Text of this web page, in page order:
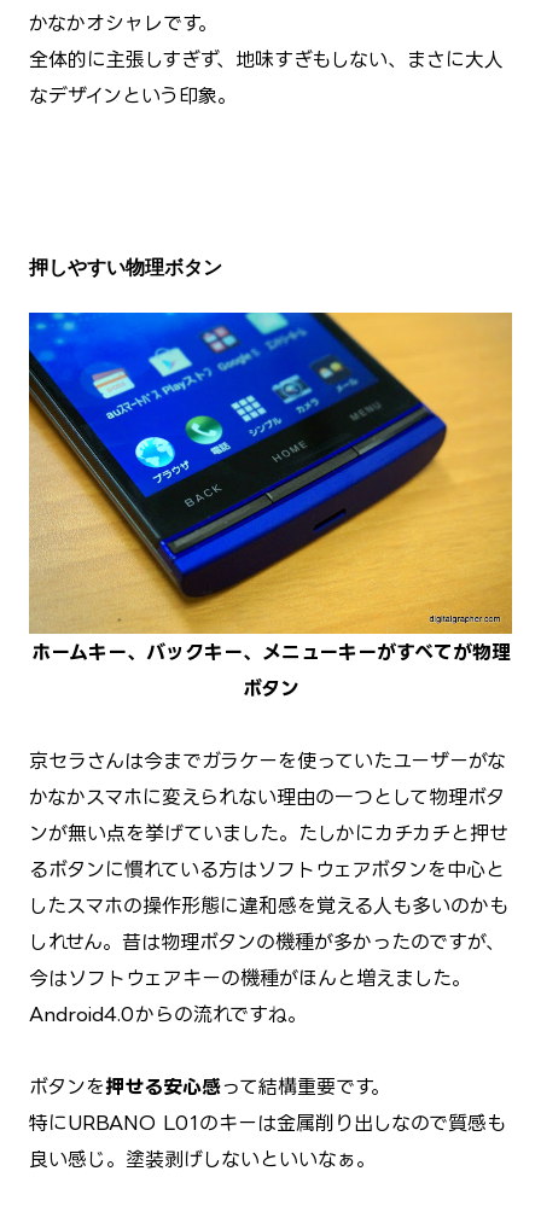
かなかオシャレです。
全体的に主張しすぎず、地味すぎもしない、まさに大人
なデザインという印象。
押しやすい物理ボタン
ホームキー、バックキー、メニューキーがすべてが物理
ボタン
京セラさんは今までガラケーを使っていたユーザーがな
かなかスマホに変えられない理由の一つとして物理ボタ
ンが無い点を挙げていました。たしかにカチカチと押せ
るボタンに慣れている方はソフトウェアボタンを中心と
したスマホの操作形態に違和感を覚える人も多いのかも
しれせん。昔は物理ボタンの機種が多かったのですが、
今はソフトウェアキーの機種がほんと増えました。
Android4.0からの流れですね。
ボタンを押せる安心感って結構重要です。
特にURBANO L01のキーは金属削り出しなので質感も
良い感じ。塗装剥げしないといいなぁ。